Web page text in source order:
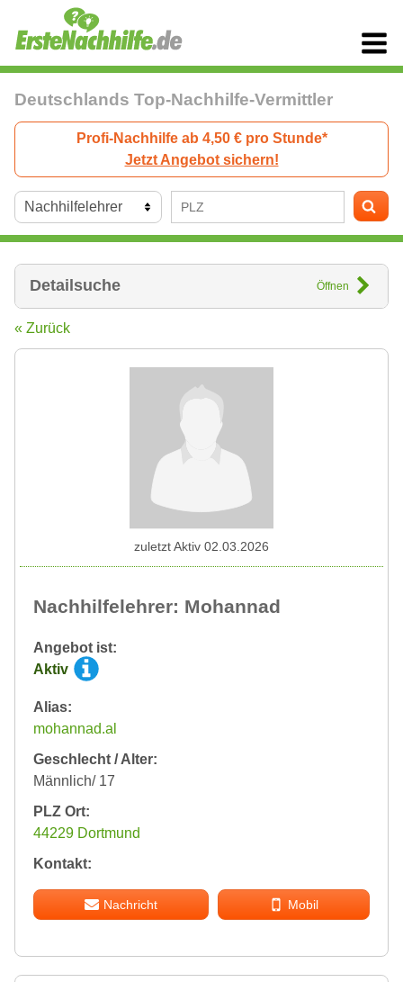
Deutschlands Top-Nachhilfe-Vermittler
Profi-Nachhilfe ab 4,50 € pro Stunde*
Jetzt Angebot sichern!
Detailsuche Öffnen
« Zurück
Nachhilfelehrer: Mohannad
Angebot ist:
Aktiv
Alias:
mohannad.al
Geschlecht / Alter:
Männlich/ 17
PLZ Ort:
44229 Dortmund
Kontakt:
Nachricht Mobil
zuletzt Aktiv 02.03.2026